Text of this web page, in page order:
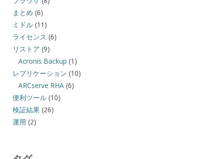
まとめ (6)
ミドル(11)
ライセンス (6)
リストア (9)
Acronis Backup (1)
レプリケーション (10)
ARCserve RHA (6)
便利ツール(10)
検証結果(26)
運用 (2)